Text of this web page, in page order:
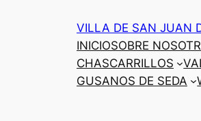
VILLA DE SAN JUAN
INICIOSOBRE
CHASCARRILLOS
GUSANOS DE SEDA